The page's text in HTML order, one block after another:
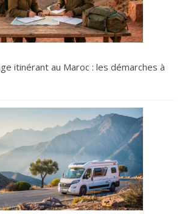
itinérant au Maroc : les démarches à